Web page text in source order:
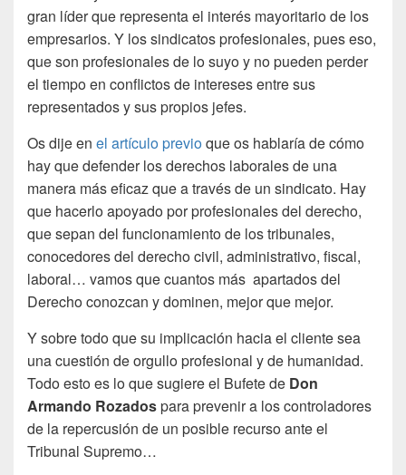
gran líder que representa el interés mayoritario de los
empresarios. Y los sindicatos profesionales, pues eso,
que son profesionales de lo suyo y no pueden perder
el tiempo en conflictos de intereses entre sus
representados y sus propios jefes.
Os dije en el artículo previoque os hablaría de cómo
hay que defender los derechos laborales de una
manera más eficaz que a través de un sindicato. Hay
que hacerlo apoyado por profesionales del derecho,
que sepan del funcionamiento de los tribunales,
conocedores del derecho civil, administrativo, fiscal,
laboral… vamos que cuantos más apartados del
Derecho conozcan y dominen, mejor que mejor.
Y sobre todo que su implicación hacia el cliente sea
una cuestión de orgullo profesional y de humanidad.
Todo esto es lo que sugiere el Bufete de Don
Armando Rozadospara prevenir a los controladores
de la repercusión de un posible recurso ante el
Tribunal Supremo…